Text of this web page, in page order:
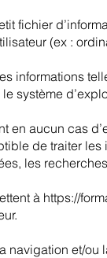
fichier
(ex :
informations
système
en aucun cas
de traiter les
les
à https://
navigation et/ou